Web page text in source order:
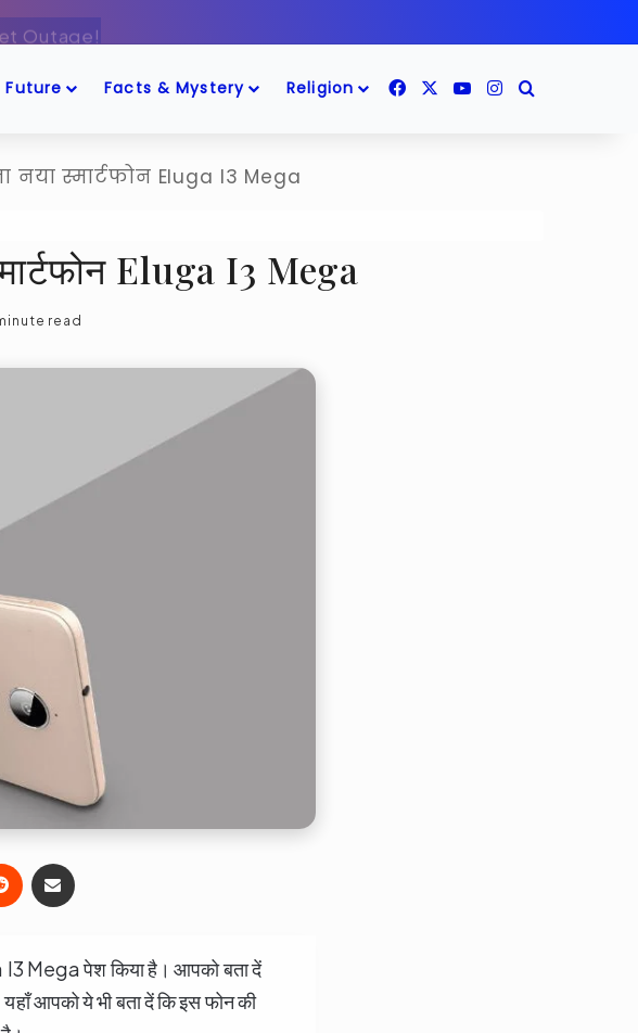
Outage!
Future Facts & Mystery Religion FacebookYouTubeInstagram
स्मार्टफोन Eluga I3 Mega
Eluga I3 Mega
read
Reddit
I3 Mega पेश किया है। आपको बता दें
आपको ये भी बता दें कि इस फोन की